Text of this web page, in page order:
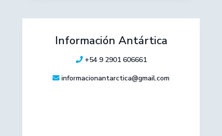
Información Antártica
+54 9 2901 606661
informacionantarctica@gmail.com